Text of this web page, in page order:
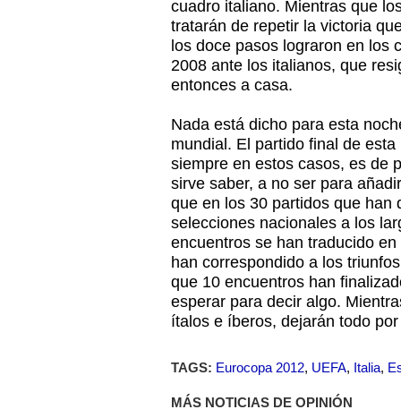
cuadro italiano. Mientras que
tratarán de repetir la victoria
los doce pasos lograron en los
2008 ante los italianos, que
entonces a casa.
Nada está dicho para esta
mundial. El partido final de
siempre en estos casos, es de
sirve saber, a no ser para
que en los 30 partidos que han
selecciones nacionales a los
encuentros se han traducido
han correspondido a los
que 10 encuentros han
esperar para decir algo.
ítalos e íberos, dejarán todo
TAGS: Eurocopa 2012, UEFA, Italia,
MÁS NOTICIAS DE OPINIÓN